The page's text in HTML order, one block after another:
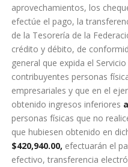
aprovechamientos, los
efectúe el pago, la
de la Tesorería de la
crédito y débito, de
general que expida el
contribuyentes personas
empresariales y que en el
obtenido ingresos inferiores
personas físicas que no
que hubiesen obtenido en
$420,940.00, efectuarán el
efectivo, transferencia